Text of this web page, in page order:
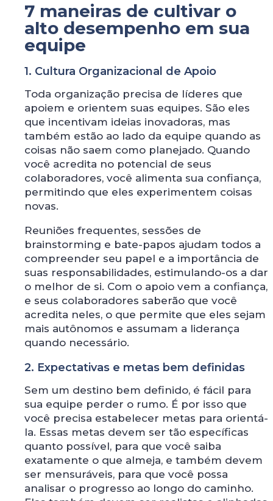
7 maneiras de cultivar o
alto desempenho em sua
equipe
1. Cultura Organizacional de Apoio
Toda organização precisa de líderes que
apoiem e orientem suas equipes. São eles
que incentivam ideias inovadoras, mas
também estão ao lado da equipe quando as
coisas não saem como planejado. Quando
você acredita no potencial de seus
colaboradores, você alimenta sua confiança,
permitindo que eles experimentem coisas
novas.
Reuniões frequentes, sessões de
brainstorming e bate-papos ajudam todos a
compreender seu papel e a importância de
suas responsabilidades, estimulando-os a dar
o melhor de si. Com o apoio vem a confiança,
e seus colaboradores saberão que você
acredita neles, o que permite que eles sejam
mais autônomos e assumam a liderança
quando necessário.
2. Expectativas e metas bem definidas
Sem um destino bem definido, é fácil para
sua equipe perder o rumo. É por isso que
você precisa estabelecer metas para orientá-
la. Essas metas devem ser tão específicas
quanto possível, para que você saiba
exatamente o que almeja, e também devem
ser mensuráveis, para que você possa
analisar o progresso ao longo do caminho.